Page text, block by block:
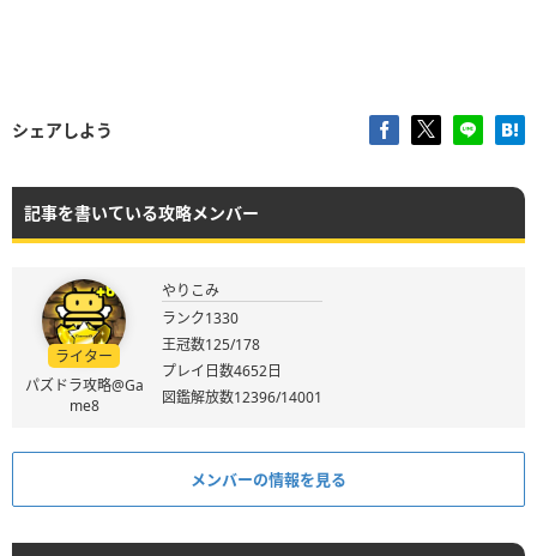
シェアしよう
記事を書いている攻略メンバー
ライター
パズドラ攻略@Ga
me8
やりこみ
ランク1330
王冠数125/178
プレイ日数4652日
図鑑解放数12396/14001
メンバーの情報を見る